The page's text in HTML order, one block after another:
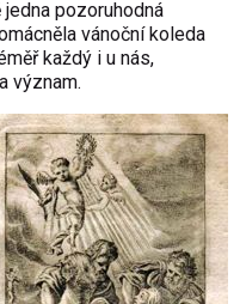
pozoruhodná
vánoční koleda
každý i u nás,
význam.